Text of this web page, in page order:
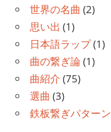
世界の名曲 (2)
思い出 (1)
日本語ラップ(1)
曲の繋ぎ論 (1)
曲紹介 (75)
選曲 (3)
鉄板繋ぎパターン